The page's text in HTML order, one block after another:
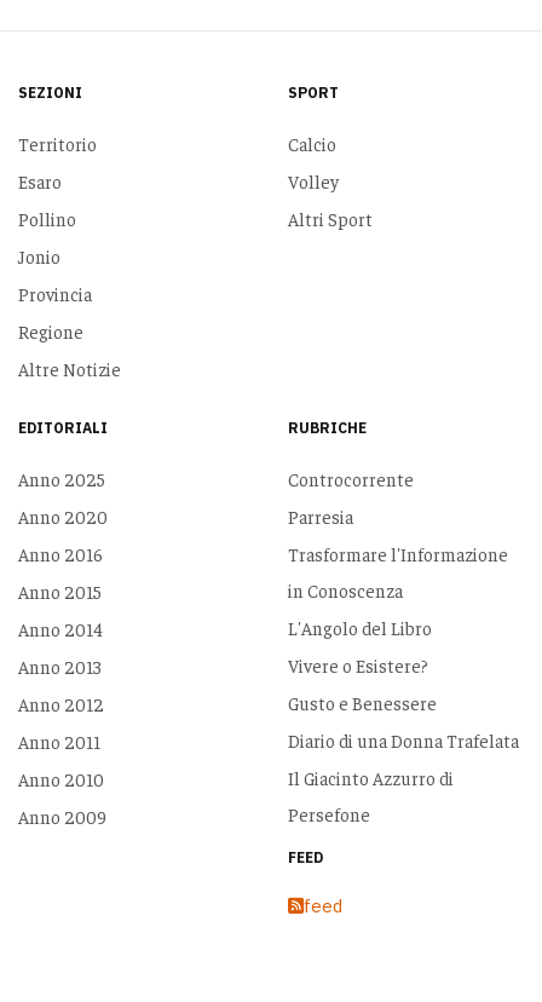
SEZIONI
Territorio
Esaro
Pollino
Jonio
Provincia
Regione
Altre Notizie
SPORT
Calcio
Volley
Altri Sport
EDITORIALI
Anno 2025
Anno 2020
Anno 2016
Anno 2015
Anno 2014
Anno 2013
Anno 2012
Anno 2011
Anno 2010
Anno 2009
RUBRICHE
Controcorrente
Parresia
Trasformare l'Informazione
in Conoscenza
L'Angolo del Libro
Vivere o Esistere?
Gusto e Benessere
Diario di una Donna Trafelata
Il Giacinto Azzurro di
Persefone
FEED
feed